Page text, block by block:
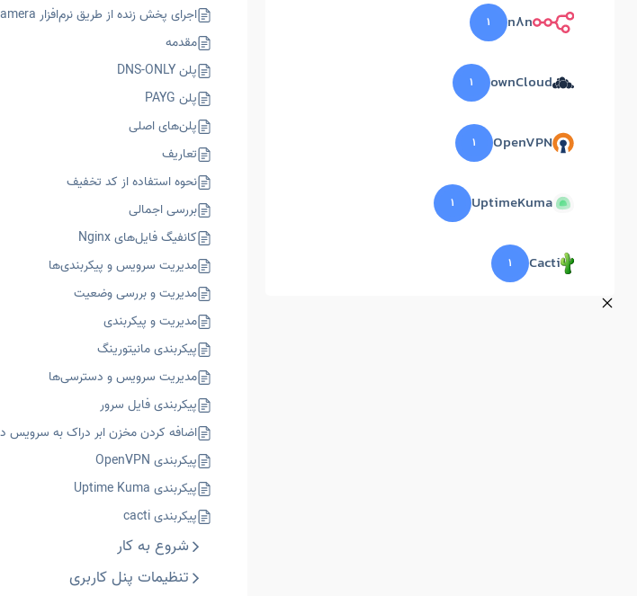
n8n ۱
ownCloud ۱
OpenVPN ۱
UptimeKuma ۱
Cacti ۱
اجرای پخش زنده از طریق نرم‌افزار RTMP Camera (ویژه‌ی اندروید)
مقدمه
پلن DNS-ONLY
پلن PAYG
پلن‌های اصلی
تعاریف
نحوه استفاده از کد تخفیف
بررسی اجمالی
کانفیگ‌ فایل‌های Nginx
مدیریت سرویس و پیکربندی‌ها
مدیریت و بررسی وضعیت
مدیریت و پیکربندی
پیکربندی مانیتورینگ
مدیریت سرویس و دسترسی‌ها
پیکربندی فایل سرور
اضافه کردن مخزن ابر دراک به سرویس
پیکربندی OpenVPN
پیکربندی Uptime Kuma
پیکربندی cacti
شروع به کار
تنظیمات پنل کاربری